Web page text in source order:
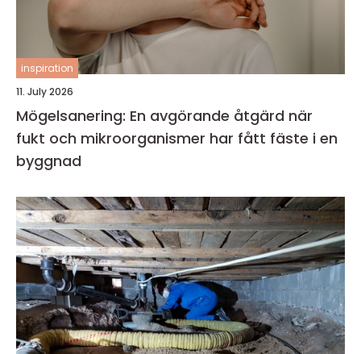
inspiration
11. July 2026
Mögelsanering: En avgörande åtgärd när
fukt och mikroorganismer har fått fäste i en
byggnad